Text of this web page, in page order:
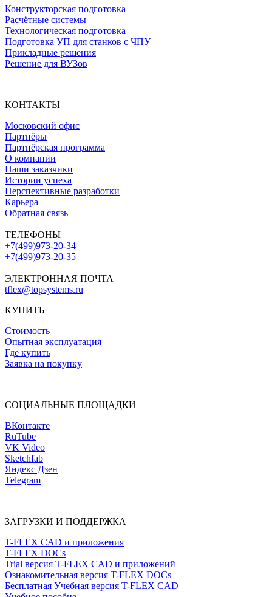
Конструкторская подготовка
Расчётные системы
Технологическая подготовка
Подготовка УП для станков с ЧПУ
Прикладные решения
Решение для ВУЗов
КОНТАКТЫ
Московский офис
Партнёры
Партнёрская программа
О компании
Наши заказчики
Истории успеха
Перспективные разработки
Карьера
Обратная связь
ТЕЛЕФОНЫ
+7(499)973-20-34
+7(499)973-20-35
ЭЛЕКТРОННАЯ ПОЧТА
tflex@topsystems.ru
КУПИТЬ
Стоимость
Опытная эксплуатация
Где купить
Заявка на покупку
СОЦИАЛЬНЫЕ ПЛОЩАДКИ
ВКонтакте
RuTube
VK Video
Sketchfab
Яндекс Дзен
Telegram
ЗАГРУЗКИ И ПОДДЕРЖКА
T-FLEX CAD и приложения
T-FLEX DOCs
Trial версия T-FLEX CAD и приложений
Ознакомительная версия T-FLEX DOCs
Бесплатная Учебная версия T-FLEX CAD